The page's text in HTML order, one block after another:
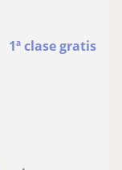
1ª clase gratis